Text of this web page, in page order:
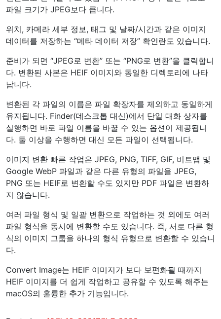
는 것은 쉽습니다.
macOS Monterey(버전 12)에는 더 쉬운 옵션이 있습니다.
거나 파일을 Control-클릭하여 상황에 맞는 메뉴를 엽니다.
이미지 변환은 한 번에 여러 파일에서도 작동하므로 두 개
이상의 이미지를 변환해야 하는 경우 상황에 맞는 메뉴를 열
메뉴 하단에서 “빠른 작업” 위로 마우스를 이동하고 새로운
“이미지 변환” 옵션을 찾습니다.
그램 목록에서 “이미지 변환”이 선택되어 있는지 확인하십
시오.
“이미지 변환”을 선택하면 여러 옵션이 있는 대화 상자로 이
변환할 수 있습니다. 이미지 크기를 작게, 중간, 크게 또는
원본으로 선택할 수도 있습니다. PNG의 경우 일반적으로
파일 크기가 JPEG보다 큽니다.
데이터를 저장하는 “메타 데이터 저장” 확인란도 있습니다.
준비가 되면 “JPEG로 변환” 또는 “PNG로 변환”을 클릭합니